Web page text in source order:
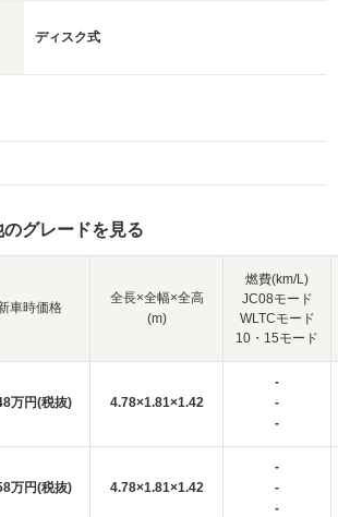
ディスク式
グレードを見る
車時価格
全長×全幅×全高
(m)
燃費(km/L)
JC08モード
WLTCモード
10・15モード
万円(税抜) 4.78×1.81×1.42
-
-
-
万円(税抜) 4.78×1.81×1.42
-
-
-